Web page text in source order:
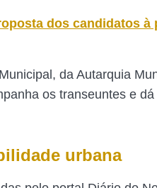
dos candidatos à
da Autarquia
os transeuntes e
urbana